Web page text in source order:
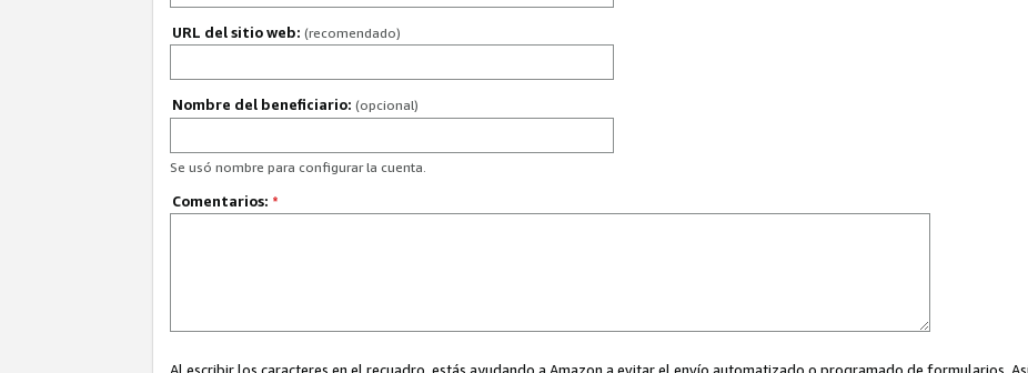
URL del sitio web: (recomendado)
Nombre del beneficiario: (opcional)
Se usó nombre para configurar la cuenta.
Comentarios: *